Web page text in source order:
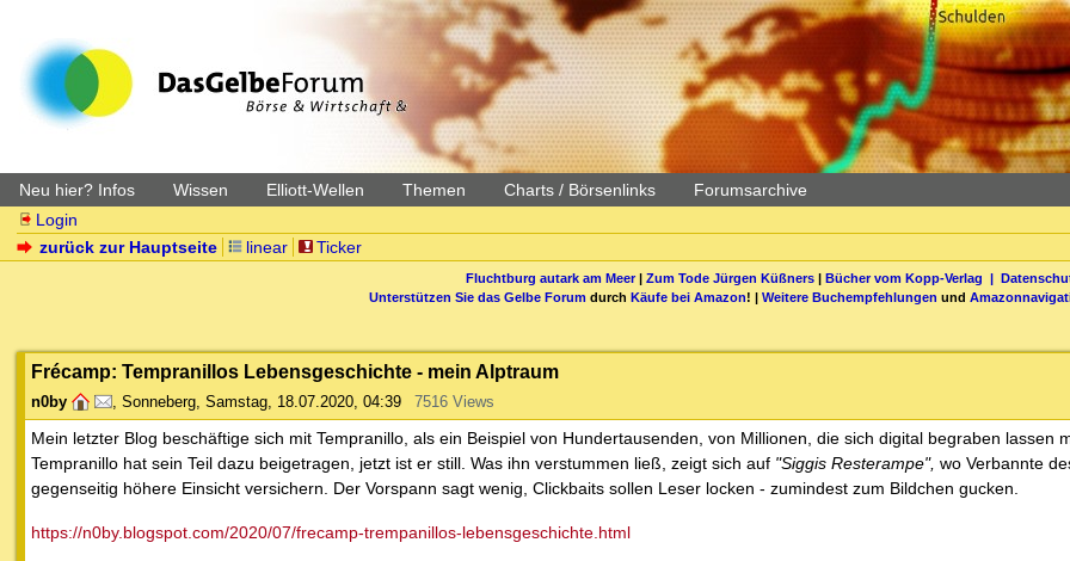
Neu hier? Infos Wissen Elliott-Wellen Themen Charts / Börsenlinks Forumsarchive
Login
zurück zur Hauptseite
linear Ticker
Fluchtburg autark am Meer| Zum Tode Jürgen Küßners| Bücher vom Kopp-Verlag |
Unterstützen Sie das Gelbe Forum durch Käufe bei Amazon! | Weitere Buchempfehlungen und
Frécamp: Tempranillos Lebensgeschichte - mein Alptraum
n0by , Sonneberg, Samstag, 18.07.2020, 04:39 7516 Views
Mein letzter Blog beschäftige sich mit Tempranillo, als ein Beispiel von Hundertausenden, von Millionen, die sich digital begraben lassen
Tempranillo hat sein Teil dazu beigetragen, jetzt ist er still. Was ihn verstummen ließ, zeigt sich auf "Siggis Resterampe", wo Verbannte
gegenseitig höhere Einsicht versichern. Der Vorspann sagt wenig, Clickbaits sollen Leser locken - zumindest zum Bildchen gucken.
https://n0by.blogspot.com/2020/07/frecamp-trempanillos-lebensgeschichte.html